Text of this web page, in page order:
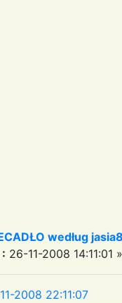
według
26-11-2008 14:11:01 »
2008 22:11:07